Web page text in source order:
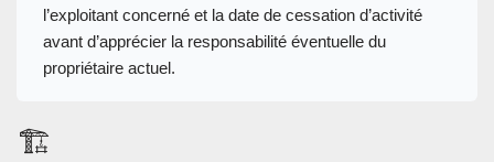
l’exploitant concerné et la date de cessation d’activité
avant d’apprécier la responsabilité éventuelle du
propriétaire actuel.
🏗️